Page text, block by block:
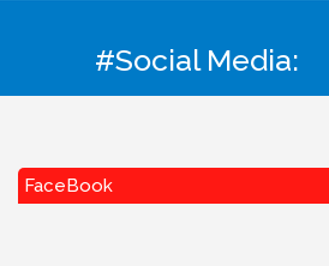
#Social Media:
FaceBook